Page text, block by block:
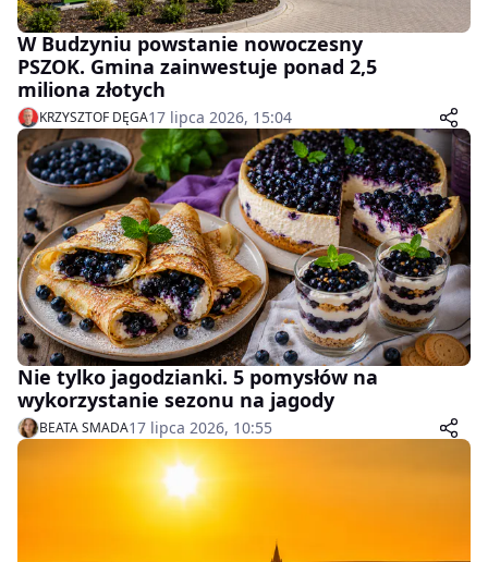
W Budzyniu powstanie nowoczesny
PSZOK. Gmina zainwestuje ponad 2,5
miliona złotych
KRZYSZTOF DĘGA17 lipca 2026, 15:04
Nie tylko jagodzianki. 5 pomysłów na
wykorzystanie sezonu na jagody
BEATA SMADA17 lipca 2026, 10:55